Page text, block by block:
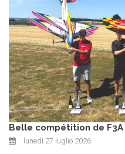
Belle compétition de
lunedì 27 luglio 2026